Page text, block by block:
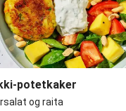
potetkaker
og raita